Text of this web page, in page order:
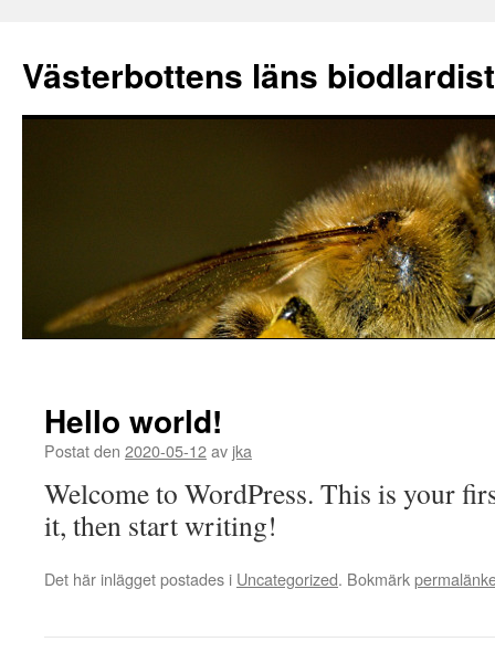
Västerbottens läns
innehåll
Hello world!
Postat den 2020-05-12av jka
Welcome to WordPress. This is your
it, then start writing!
Det här inlägget postades i Uncategorized. Bokmärk